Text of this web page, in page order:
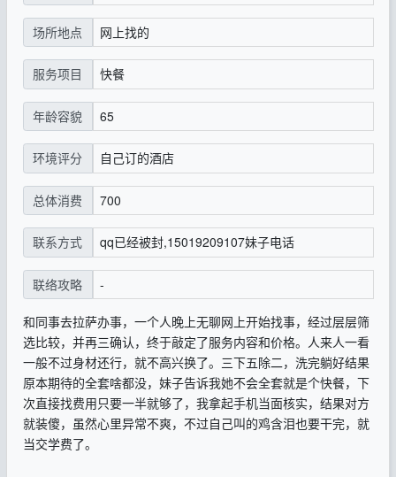
场所地点 网上找的
服务项目 快餐
年龄容貌 65
环境评分 自己订的酒店
总体消费 700
联系方式 qq已经被封,15019209107妹子电话
联络攻略 -
和同事去拉萨办事，一个人晚上无聊网上开始找事，经过层层筛
选比较，并再三确认，终于敲定了服务内容和价格。人来人一看
一般不过身材还行，就不高兴换了。三下五除二，洗完躺好结果
原本期待的全套啥都没，妹子告诉我她不会全套就是个快餐，下
次直接找费用只要一半就够了，我拿起手机当面核实，结果对方
就装傻，虽然心里异常不爽，不过自己叫的鸡含泪也要干完，就
当交学费了。